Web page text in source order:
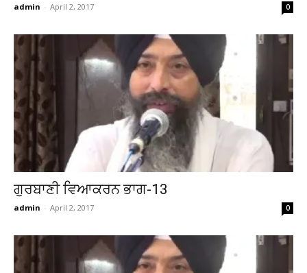
admin - April 2, 2017 0
ਗੁਰਬਾਣੀ ਵਿਆਕਰਨ ਭਾਗ-13
admin - April 2, 2017 0